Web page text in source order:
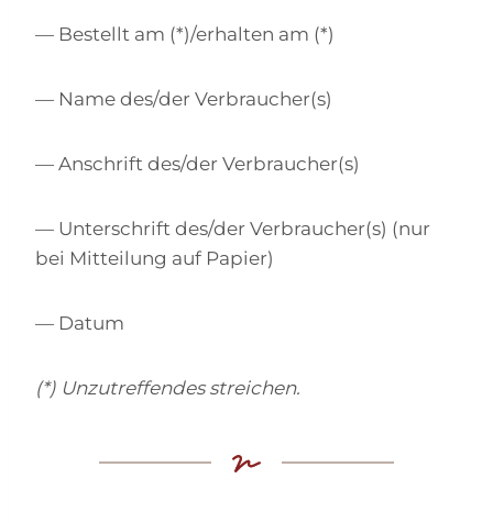
— Bestellt am (*)/erhalten am (*)
— Name des/der Verbraucher(s)
— Anschrift des/der Verbraucher(s)
— Unterschrift des/der Verbraucher(s) (nur
bei Mitteilung auf Papier)
— Datum
(*) Unzutreffendes streichen.